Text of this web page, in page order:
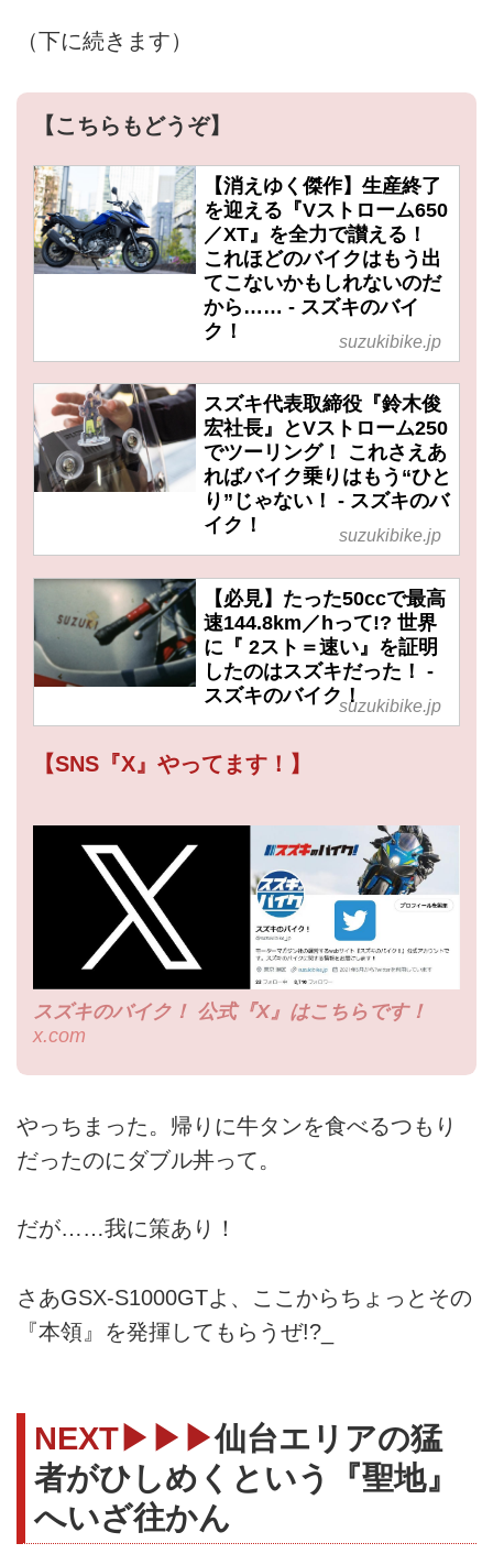
（下に続きます）
【こちらもどうぞ】
【消えゆく傑作】生産終了
を迎える『Vストローム650
／XT』を全力で讃える！
これほどのバイクはもう出
てこないかもしれないのだ
から…… - スズキのバイ
ク！
suzukibike.jp
スズキ代表取締役『鈴木俊
宏社長』とVストローム250
でツーリング！ これさえあ
ればバイク乗りはもう“ひと
り”じゃない！ - スズキのバ
イク！
suzukibike.jp
【必見】たった50ccで最高
速144.8km／hって!? 世界
に『 2スト＝速い』を証明
したのはスズキだった！ -
スズキのバイク！suzukibike.jp
【SNS『X』やってます！】
スズキのバイク！ 公式『X』はこちらです！
x.com
やっちまった。帰りに牛タンを食べるつもり
だったのにダブル丼って。
だが……我に策あり！
さあGSX-S1000GTよ、ここからちょっとその
『本領』を発揮してもらうぜ!?_
NEXT▶▶▶仙台エリアの猛
者がひしめくという『聖地』
へいざ往かん